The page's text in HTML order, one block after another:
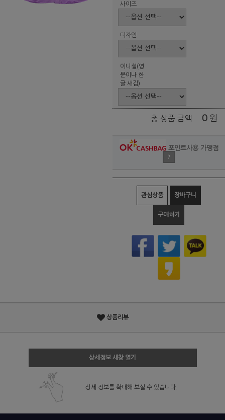
사이즈
디자인
이니셜(영
문이나 한
글 새김)
총 상품 금액 0 원
포인트사용 가맹점
?
관심상품 장바구니
구매하기
상품리뷰
상세정보 새창 열기
상세 정보를 확대해 보실 수 있습니다.